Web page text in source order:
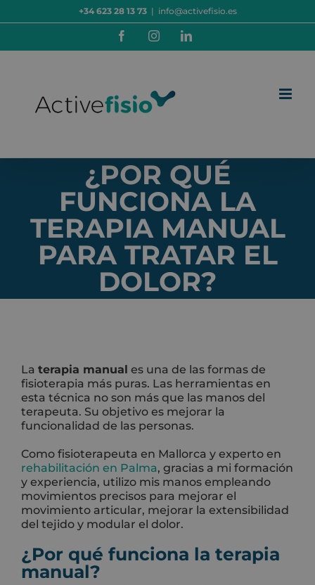
al
+34 623 28 13 73 | info@activefisio.es
FacebookInstagramLinkedIn
¿POR QUÉ
FUNCIONA LA
TERAPIA MANUAL
PARA TRATAR EL
DOLOR?
La terapia manual es una de las formas de
fisioterapia más puras. Las herramientas en
esta técnica no son más que las manos del
terapeuta. Su objetivo es mejorar la
funcionalidad de las personas.
Como fisioterapeuta en Mallorca y experto en
rehabilitación en Palma, gracias a mi formación
y experiencia, utilizo mis manos empleando
movimientos precisos para mejorar el
movimiento articular, mejorar la extensibilidad
del tejido y modular el dolor.
¿Por qué funciona la terapia
manual?